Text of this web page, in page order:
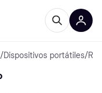
/Dispositivos portátiles/